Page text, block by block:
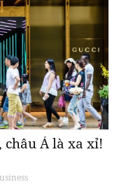
châu Á là xa xỉ!